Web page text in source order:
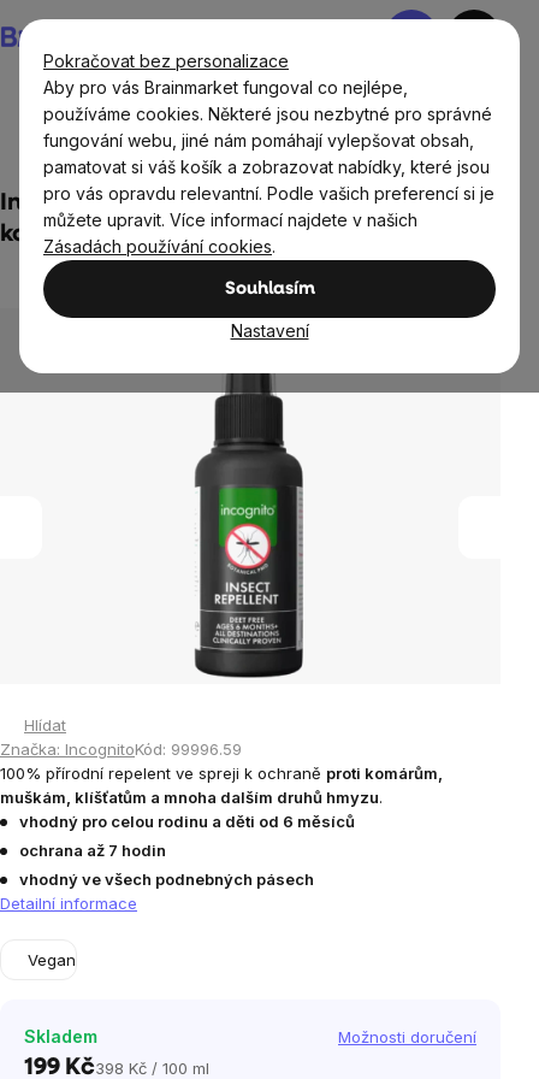
Pokračovat bez personalizace
Aby pro vás Brainmarket fungoval co nejlépe,
používáme cookies. Některé jsou nezbytné pro správné
fungování webu, jiné nám pomáhají vylepšovat obsah,
pamatovat si váš košík a zobrazovat nabídky, které jsou
pro vás opravdu relevantní. Podle vašich preferencí si je
můžete upravit. Více informací najdete v našich
Zásadách používání cookies.
Souhlasím
Nastavení
na
obsah
Nákupní
Přírodní kosmetika Péče o tělo
Incognito Insect Repellent, repelent proti
komárům ve spreji, 50 ml
Průměrné
hodnocení
z
Hlídat
Značka: IncognitoKód: 99996.59
100% přírodní repelent ve spreji k ochraně proti komárům,
muškám, klíšťatům a mnoha dalším druhů hmyzu.
vhodný pro celou rodinu a děti od 6 měsíců
ochrana až 7 hodin
vhodný ve všech podnebných pásech
Detailní informace
Vegan
Skladem Možnosti doručení
199 Kč398 Kč / 100 ml